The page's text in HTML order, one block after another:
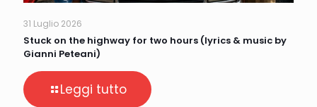
31 Luglio 2026
Stuck on the highway for two hours (lyrics & music by
Gianni Peteani)
Leggi tutto